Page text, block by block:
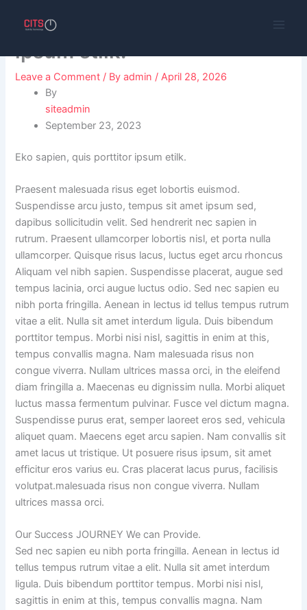
Eko sapien, quis porttitor
ipsum etilk.
Leave a Comment / Byadmin /April 28, 2026
By
siteadmin
September 23, 2023
Eko sapien, quis porttitor ipsum etilk.
Praesent malesuada risus eget lobortis euismod.
Suspendisse arcu justo, tempus sit amet ipsum sed,
dapibus sollicitudin velit. Sed hendrerit nec sapien in
rutrum. Praesent ullamcorper lobortis nisl, et porta nulla
ullamcorper. Quisque risus lacus, luctus eget arcu rhoncus
Aliquam vel nibh sapien. Suspendisse placerat, augue sed
tempus lacinia, orci augue luctus odio. Sed nec sapien eu
nibh porta fringilla. Aenean in lectus id tellus tempus rutrum
vitae a elit. Nulla sit amet interdum ligula. Duis bibendum
porttitor tempus. Morbi nisi nisl, sagittis in enim at this,
tempus convallis magna. Nam malesuada risus non
congue viverra. Nullam ultrices massa orci, in the eleifend
diam fringilla a. Maecenas eu dignissim nulla. Morbi aliquet
luctus massa fermentum pulvinar. Fusce vel dictum magna.
Suspendisse purus erat, semper laoreet eros sed, vehicula
aliquet quam. Maecens eget arcu sapien. Nam convallis sit
amet lacus ut tristique. Ut posuere risus ipsum, sit amet
efficitur eros varius eu. Cras placerat lacus purus, facilisis
volutpat.malesuada risus non congue viverra. Nullam
ultrices massa orci.
Our Success JOURNEY We can Provide.
Sed nec sapien eu nibh porta fringilla. Aenean in lectus id
tellus tempus rutrum vitae a elit. Nulla sit amet interdum
ligula. Duis bibendum porttitor tempus. Morbi nisi nisl,
sagittis in enim at this, tempus convallis magna. Nam